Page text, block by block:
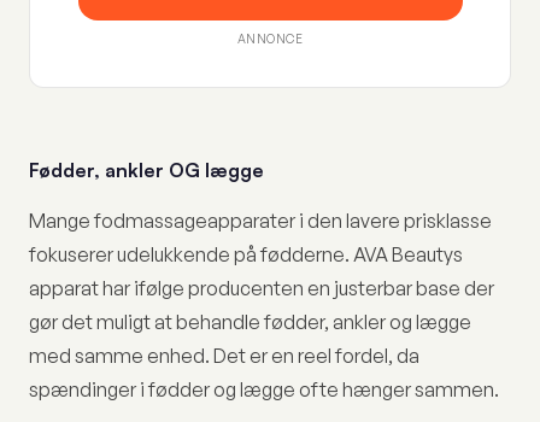
ANNONCE
Fødder, ankler OG lægge
Mange fodmassageapparater i den lavere prisklasse
fokuserer udelukkende på fødderne. AVA Beautys
apparat har ifølge producenten en justerbar base der
gør det muligt at behandle fødder, ankler og lægge
med samme enhed. Det er en reel fordel, da
spændinger i fødder og lægge ofte hænger sammen.